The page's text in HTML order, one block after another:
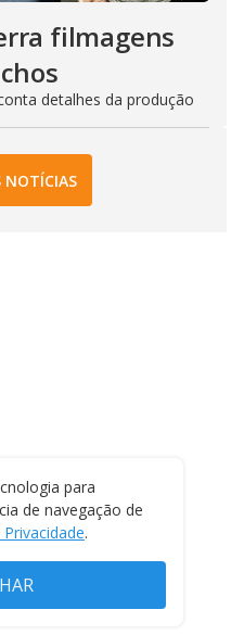
filmagens
detalhes da produção
NOTÍCIAS
para
de navegação de
.